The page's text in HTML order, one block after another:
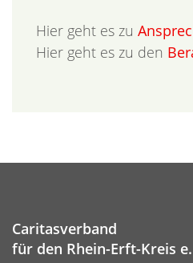
Hier geht es zu
Hier geht es zu den
Caritasverband
für den Rhein-Erft-Kreis